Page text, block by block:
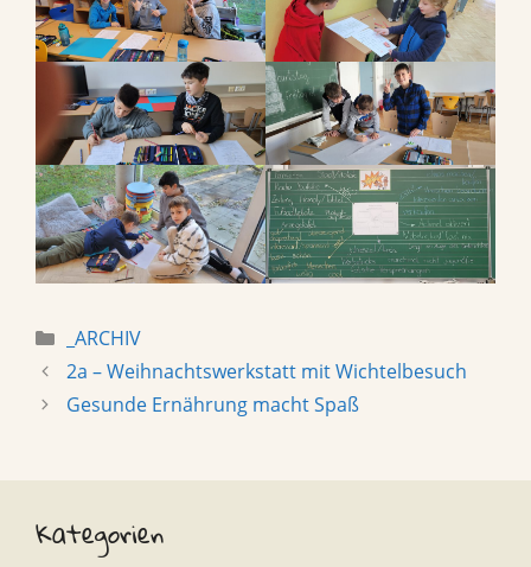
Categories
_ARCHIV
2a – Weihnachtswerkstatt mit Wichtelbesuch
Gesunde Ernährung macht Spaß
Kategorien